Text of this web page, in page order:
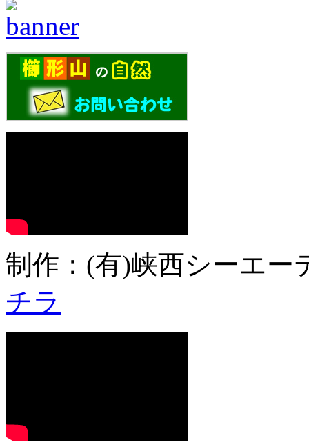
制作：(有)峡西シーエ
チラ